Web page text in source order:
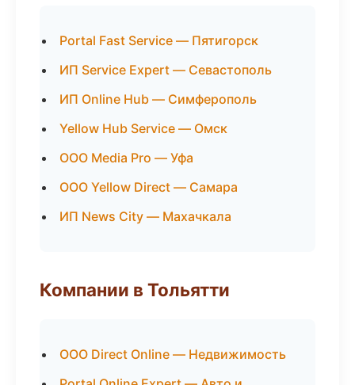
Portal Fast Service — Пятигорск
ИП Service Expert — Севастополь
ИП Online Hub — Симферополь
Yellow Hub Service — Омск
ООО Media Pro — Уфа
ООО Yellow Direct — Самара
ИП News City — Махачкала
Компании в Тольятти
ООО Direct Online — Недвижимость